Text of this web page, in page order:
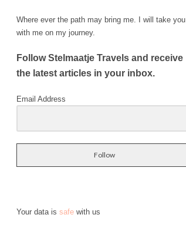
Where ever the path may bring me. I will take you
with me on my journey.
Follow Stelmaatje Travels and receive
the latest articles in your inbox.
Email Address
Follow
Your data is safe with us